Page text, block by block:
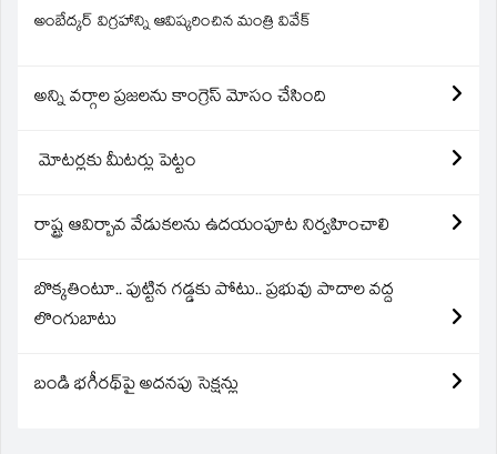
అంబేద్కర్ విగ్రహాన్ని ఆవిష్కరించిన మంత్రి వివేక్
అన్ని వర్గాల ప్రజలను కాంగ్రెస్ మోసం చేసింది
మోటర్లకు మీటర్లు పెట్టం
రాష్ట్ర ఆవిర్బావ వేడుకలను ఉదయంపూట నిర్వహించాలి
బొక్కతింటూ.. పుట్టిన గడ్డకు పోటు.. ప్రభువు పాదాల వద్ద
లొంగుబాటు
బండి భగీరథ్‌పై అదనపు సెక్షన్లు